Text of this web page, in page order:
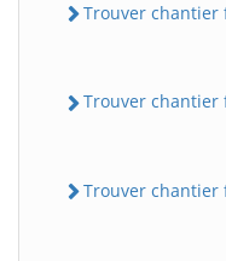
Trouver chantier
Trouver chantier
Trouver chantier